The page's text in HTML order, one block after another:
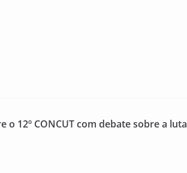
12º CONCUT com debate sobre a luta